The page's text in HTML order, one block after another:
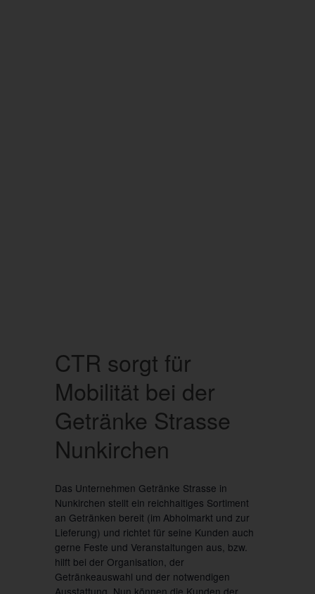
CTR sorgt für
Mobilität bei der
Getränke Strasse
Nunkirchen
Das Unternehmen Getränke Strasse in
Nunkirchen stellt ein reichhaltiges Sortiment
an Getränken bereit (im Abholmarkt und zur
Lieferung) und richtet für seine Kunden auch
gerne Feste und Veranstaltungen aus, bzw.
hilft bei der Organisation, der
Getränkeauswahl und der notwendigen